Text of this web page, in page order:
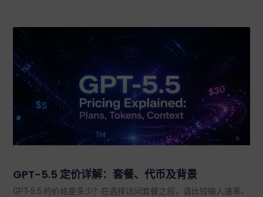
GPT-5.5 定价详解：套餐、代币及背景
GPT-5.5 的价格是多少？在选择访问套餐之前，请比较输入速率、